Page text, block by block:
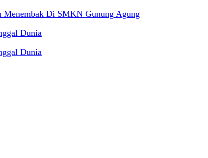
Menembak Di SMKN Gunung Agung
Dunia
Dunia